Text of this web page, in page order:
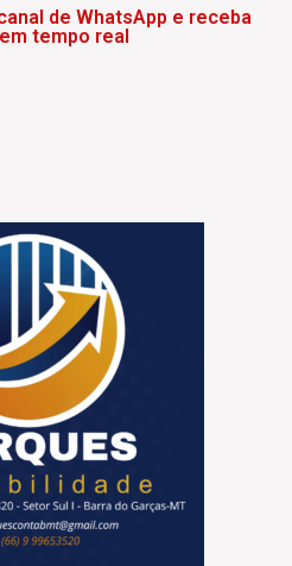
de WhatsApp e receba
tempo real